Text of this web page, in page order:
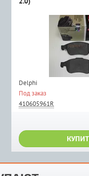
Delphi
Под заказ
410605961R